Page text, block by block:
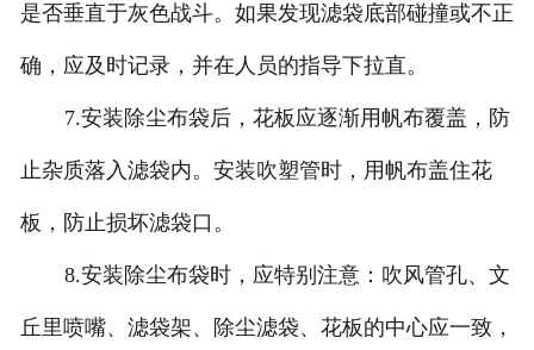
是否垂直于灰色战斗。如果发现滤袋底部碰撞或不正
确，应及时记录，并在人员的指导下拉直。
7.安装除尘布袋后，花板应逐渐用帆布覆盖，防
止杂质落入滤袋内。安装吹塑管时，用帆布盖住花
板，防止损坏滤袋口。
8.安装除尘布袋时，应特别注意：吹风管孔、文
丘里喷嘴、滤袋架、除尘滤袋、花板的中心应一致，